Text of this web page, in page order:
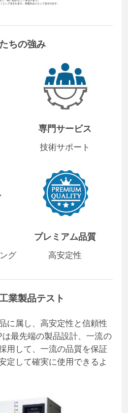
ちの強み
専門サービス
技術サポート
グ
プレミアム品質
高安定性
業製品テスト
に属し、高安定性と信頼性
最先端の製品設計、一流の
用して、一流の品質を保証
定して確実に使用できるよ